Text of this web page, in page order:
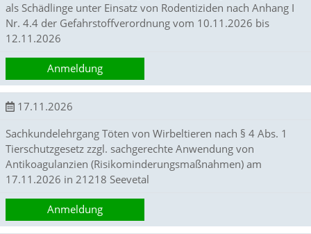
e
l
n
.
s
e
r
a
u
b
t
u
n
e
als Schädlinge unter Einsatz von Rodentiziden nach Anhang I
Nr. 4.4 der Gefahrstoffverordnung vom 10.11.2026 bis
12.11.2026
Anmeldung
17.11.2026
Sachkundelehrgang Töten von Wirbeltieren nach § 4 Abs. 1
Tierschutzgesetz zzgl. sachgerechte Anwendung von
Antikoagulanzien (Risikominderungsmaßnahmen) am
17.11.2026 in 21218 Seevetal
Anmeldung